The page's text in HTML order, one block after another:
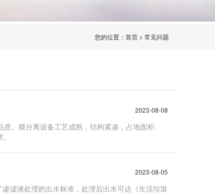
您的位置： 首页 > 常见问题
2023-08-08
。膜分离设备工艺成熟，结构紧凑，占地面积
2023-08-05
滤液处理的出水标准，处理后出水可达《生活垃圾